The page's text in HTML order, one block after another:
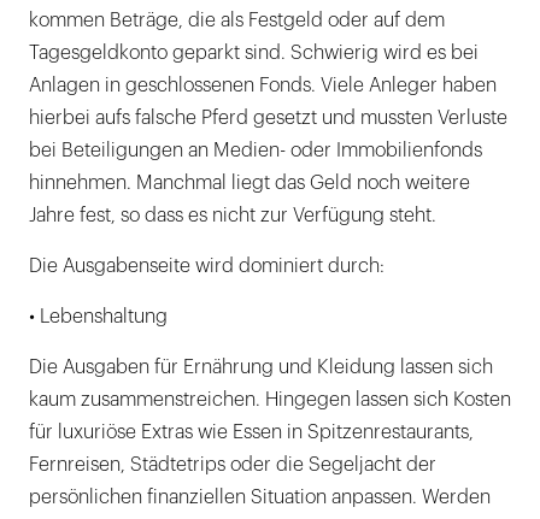
kommen Beträge, die als Festgeld oder auf dem
Tagesgeldkonto geparkt sind. Schwierig wird es bei
Anlagen in geschlossenen Fonds. Viele Anleger haben
hierbei aufs falsche Pferd gesetzt und mussten Verluste
bei Beteiligungen an Medien- oder Immobilienfonds
hinnehmen. Manchmal liegt das Geld noch weitere
Jahre fest, so dass es nicht zur Verfügung steht.
Die Ausgabenseite wird dominiert durch:
• Lebenshaltung
Die Ausgaben für Ernährung und Kleidung lassen sich
kaum zusammenstreichen. Hingegen lassen sich Kosten
für luxuriöse Extras wie Essen in Spitzenrestaurants,
Fernreisen, Städtetrips oder die Segeljacht der
persönlichen finanziellen Situation anpassen. Werden